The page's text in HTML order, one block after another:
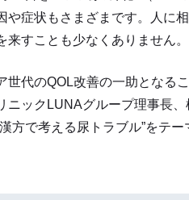
や症状もさまざまです。人に
すことも少なくありません。
代のQOL改善の一助となる
ニックLUNAグループ理事長
方で考える尿トラブル”をテ